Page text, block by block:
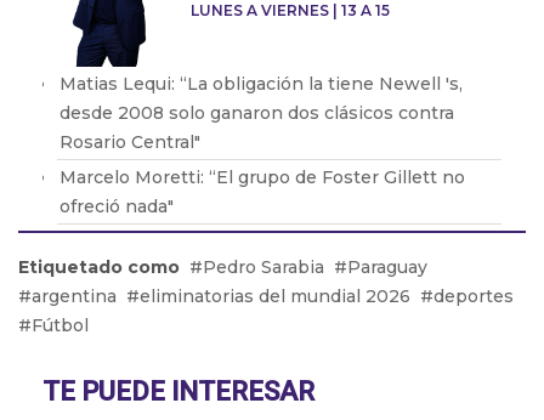
LUNES A VIERNES | 13 A 15
Matias Lequi: “La obligación la tiene Newell 's,
desde 2008 solo ganaron dos clásicos contra
Rosario Central"
Marcelo Moretti: “El grupo de Foster Gillett no
ofreció nada"
argentino
Miguel Ángel Russo: “Para la situación económica
de San lorenzo Keylor Navas era imposible”
seria muy hermoso”
Etiquetado como Pedro Sarabia
Paraguay
argentina
eliminatorias del mundial 2026
deportes
Fútbol
TE PUEDE INTERESAR